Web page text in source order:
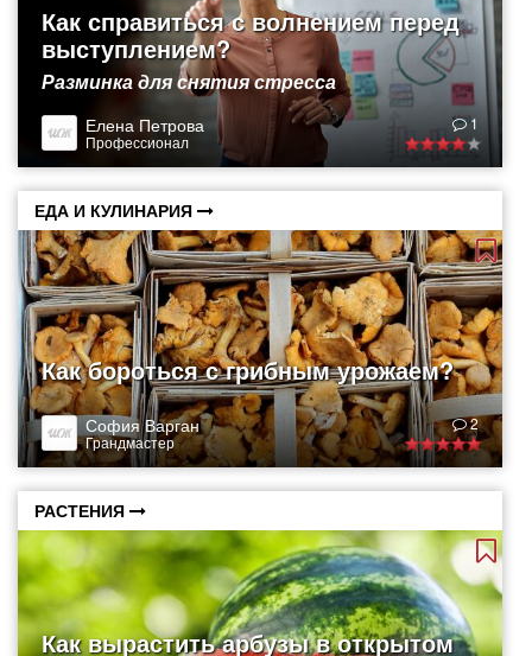
Как справиться с волнением перед
выступлением?
Разминка для снятия стресса
Елена Петрова
Профессионал
1
ЕДА И КУЛИНАРИЯ
Как бороться с грибным урожаем?
София Варган
Грандмастер
2
РАСТЕНИЯ
Как вырастить арбузы в открытом